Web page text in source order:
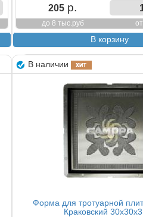
205 р.
до 8 тыс.руб
В наличии
Форма для тротуарной
Краковский